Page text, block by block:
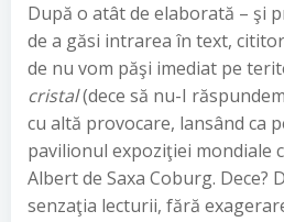
După o atât de elaborată – şi
de a găsi intrarea în text,
de nu vom păşi imediat pe
cristal(dece să nu-I
cu altă provocare, lansând ca
pavilionul expoziţiei mondiale
Albert de Saxa Coburg. Dece?
senzaţia lecturii, fără